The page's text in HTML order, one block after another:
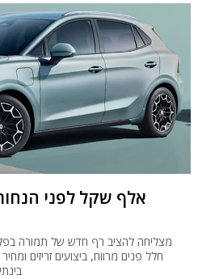
חלל פנים מרווח, ביצועים זריזים